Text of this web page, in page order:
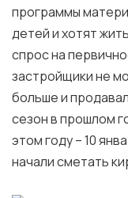
программы
детей и хотят
спрос на
застройщики не
больше и
сезон в прошлом
этом году – 10
начали сметать